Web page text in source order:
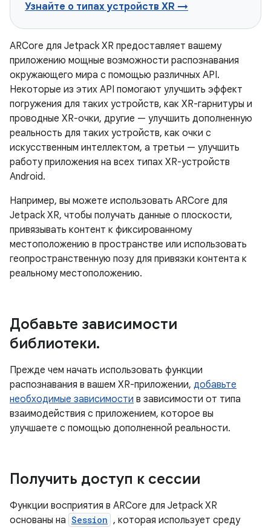
Узнайте о типах устройств XR →
ARCore для Jetpack XR предоставляет вашему
приложению мощные возможности распознавания
окружающего мира с помощью различных API.
Некоторые из этих API помогают улучшить эффект
погружения для таких устройств, как XR-гарнитуры и
проводные XR-очки, другие — улучшить дополненную
реальность для таких устройств, как очки с
искусственным интеллектом, а третьи — улучшить
работу приложения на всех типах XR-устройств
Android.
Например, вы можете использовать ARCore для
Jetpack XR, чтобы получать данные о плоскости,
привязывать контент к фиксированному
местоположению в пространстве или использовать
геопространственную позу для привязки контента к
реальному местоположению.
Добавьте зависимости
библиотеки.
Прежде чем начать использовать функции
распознавания в вашем XR-приложении, добавьте
необходимые зависимости в зависимости от типа
взаимодействия с приложением, которое вы
улучшаете с помощью дополненной реальности.
Получить доступ к сессии
Функции восприятия в ARCore для Jetpack XR
основаны на Session , которая использует среду